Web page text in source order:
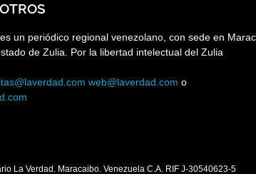
un periódico regional venezolano, con sede en
de Zulia. Por la libertad intelectual del Zulia
web@laverdad.com o
La Verdad. Maracaibo. Venezuela C.A. RIF J-30540623-5